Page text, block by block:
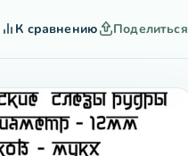
К сравнению Поделиться